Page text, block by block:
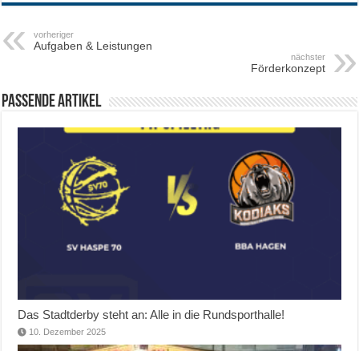
vorheriger
Aufgaben & Leistungen
nächster
Förderkonzept
Passende Artikel
Das Stadtderby steht an: Alle in die Rundsporthalle!
10. Dezember 2025